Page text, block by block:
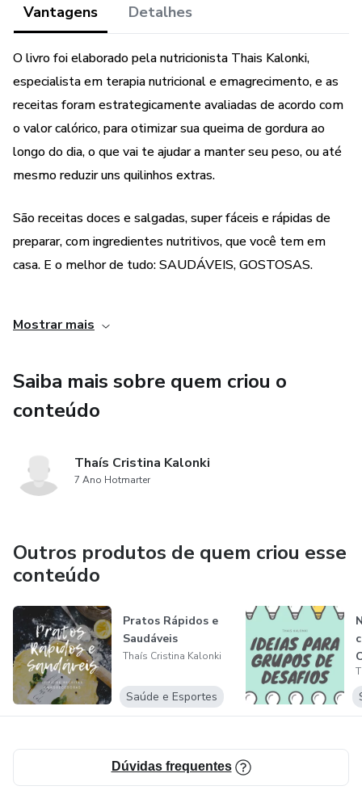
AVISO LEGAL: esse e-book não substitui o
Vantagens Detalhes
O livro foi elaborado pela nutricionista Thais Kalonki,
especialista em terapia nutricional e emagrecimento, e as
receitas foram estrategicamente avaliadas de acordo com
o valor calórico, para otimizar sua queima de gordura ao
longo do dia, o que vai te ajudar a manter seu peso, ou até
mesmo reduzir uns quilinhos extras.
São receitas doces e salgadas, super fáceis e rápidas de
preparar, com ingredientes nutritivos, que você tem em
casa. E o melhor de tudo: SAUDÁVEIS, GOSTOSAS.
INÉDITO: 7 passos para TURBINAR sua imunidade!
Acesso vitalício aos conteúdos! Você pode usar quando e
onde quiser!
acompanhamento de um nutricionista.
Mostrar mais
Saiba mais sobre quem criou o
conteúdo
Thaís Cristina Kalonki
7 Ano Hotmarter
Outros produtos de quem criou esse
conteúdo
Pratos Rápidos e
Saudáveis
Thaís Cristina Kalonki
Saúde e Esportes
Dúvidas frequentes